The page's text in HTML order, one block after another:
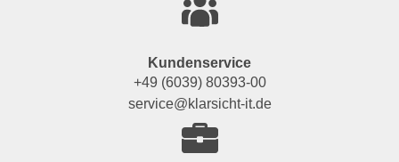
Kundenservice
+49 (6039) 80393-00
service@klarsicht-it.de